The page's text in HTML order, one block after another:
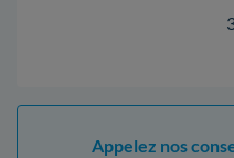
Appelez nos